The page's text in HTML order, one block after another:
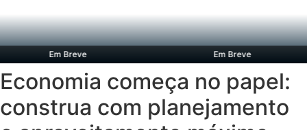
Em Breve Em Breve
Economia começa no papel:
construa com planejamento